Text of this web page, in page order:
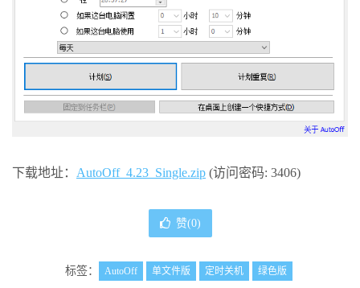
下载地址： AutoOff_4.23_Single.zip (访问密码: 3406)
赞(0)
标签： AutoOff 单文件版 定时关机 绿色版